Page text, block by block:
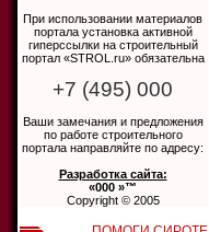
При использовании материалов
портала установка активной
гиперссылки на строительный
портал «STROL.ru» обязательна
+7 (495) 000
Ваши замечания и предложения
по работе строительного
портала направляйте по адресу:
Разработка сайта:
«000 »™
Copyright © 2005